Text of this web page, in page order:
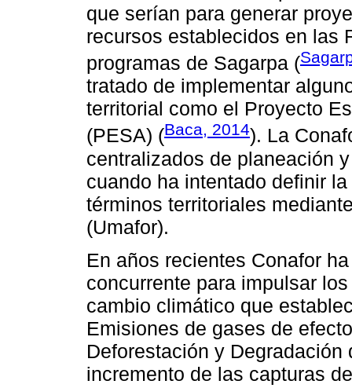
que serían para generar
recursos establecidos en las
programas de Sagarpa (
tratado de implementar
territorial como el Proyecto
(PESA) (Baca, 2014). La
centralizados de planeación
cuando ha intentado definir
términos territoriales
(Umafor).
En años recientes Conafor
concurrente para impulsar
cambio climático que
Emisiones de gases de
Deforestación y
incremento de las capturas